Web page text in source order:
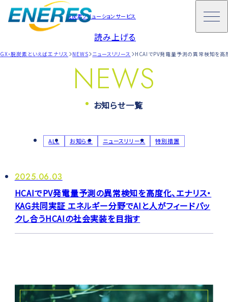
読み上げる
脱炭素ソリューションサービス
GX・脱炭素といえばエナリス NEWS ニュースリリース HCAIでPV発電量予測の異常検知を高
NEWS
お知らせ一覧
ALL お知らせ ニュースリリース 特別措置
2025.06.03
HCAIでPV発電量予測の異常検知を高度化、エナリス・
KAG共同実証 エネルギー分野でAIと人がフィードバッ
クし合うHCAIの社会実装を目指す